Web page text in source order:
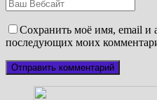
Сохранить моё имя, email и
последующих моих